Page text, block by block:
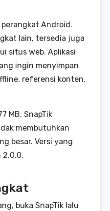
Android.
lain, tersedia juga
situs web. Aplikasi
ingin menyimpan
referensi konten,
MB, SnapTik
membutuhkan
besar. Versi yang
2.0.0.
buka SnapTik lalu